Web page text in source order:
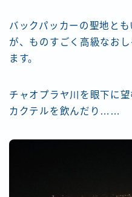
バックパッカーの聖地と
が、ものすごく高級なお
ます。
チャオプラヤ川を眼下に
カクテルを飲んだり……